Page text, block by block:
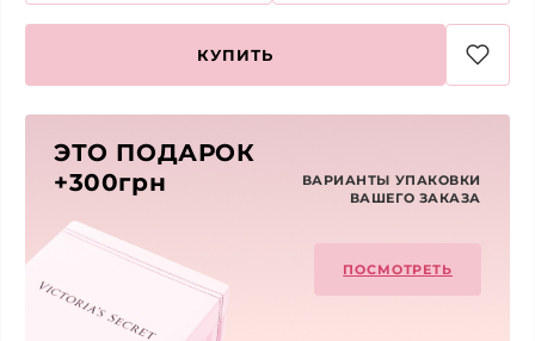
КУПИТЬ
ЭТО ПОДАРОК
+300грн
ВАРИАНТЫ УПАКОВКИ
ВАШЕГО ЗАКАЗА
ПОСМОТРЕТЬ